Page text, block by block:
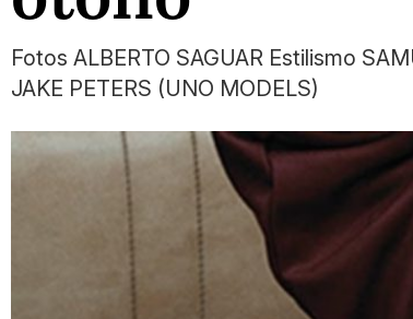
Fotos ALBERTO SAGUAR Estilismo
JAKE PETERS (UNO MODELS)